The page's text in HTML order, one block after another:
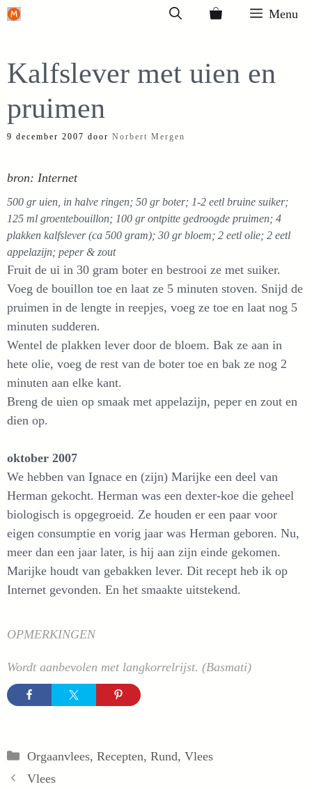
Ga
inhoud
Menu
Kalfslever met uien en
pruimen
9 december 2007 door Norbert Mergen
bron: Internet
500 gr uien, in halve ringen; 50 gr boter; 1-2 eetl bruine suiker;
125 ml groentebouillon; 100 gr ontpitte gedroogde pruimen; 4
plakken kalfslever (ca 500 gram); 30 gr bloem; 2 eetl olie; 2 eetl
appelazijn; peper & zout
Fruit de ui in 30 gram boter en bestrooi ze met suiker.
Voeg de bouillon toe en laat ze 5 minuten stoven. Snijd de
pruimen in de lengte in reepjes, voeg ze toe en laat nog 5
minuten sudderen.
Wentel de plakken lever door de bloem. Bak ze aan in
hete olie, voeg de rest van de boter toe en bak ze nog 2
minuten aan elke kant.
Breng de uien op smaak met appelazijn, peper en zout en
dien op.
oktober 2007
We hebben van Ignace en (zijn) Marijke een deel van
Herman gekocht. Herman was een dexter-koe die geheel
biologisch is opgegroeid. Ze houden er een paar voor
eigen consumptie en vorig jaar was Herman geboren. Nu,
meer dan een jaar later, is hij aan zijn einde gekomen.
Marijke houdt van gebakken lever. Dit recept heb ik op
Internet gevonden. En het smaakte uitstekend.
OPMERKINGEN
Wordt aanbevolen met langkorrelrijst. (Basmati)
Categorieën
Orgaanvlees, Recepten, Rund, Vlees
Vlees